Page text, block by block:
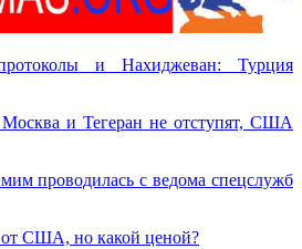
и Нахиджеван: Турция
и Тегеран не отступят, США
проводилась с ведома спецслужб
США, но какой ценой?